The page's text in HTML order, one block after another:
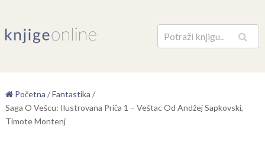
Pretraga
Početna /Fantastika /
Saga O Vešcu: Ilustrovana Priča 1 – Veštac Od Andžej Sapkovski,
Timote Montenj